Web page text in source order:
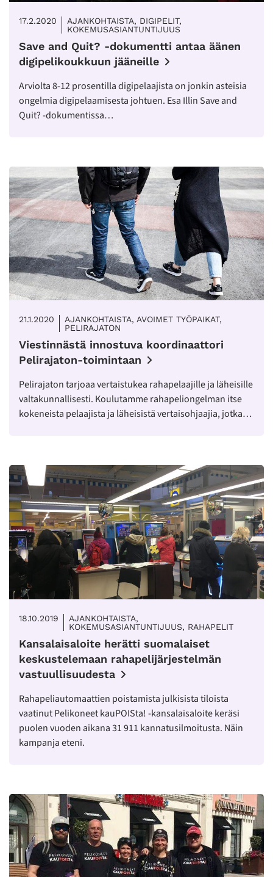
17.2.2020
AJANKOHTAISTA, DIGIPELIT,
KOKEMUSASIANTUNTIJUUS
Save and Quit? -dokumentti antaa äänen
digipelikoukkuun jääneille
Arviolta 8-12 prosentilla digipelaajista on jonkin asteisia
ongelmia digipelaamisesta johtuen. Esa Illin Save and
Quit? -dokumentissa…
21.1.2020
AJANKOHTAISTA, AVOIMET TYÖPAIKAT,
PELIRAJATON
Viestinnästä innostuva koordinaattori
Pelirajaton-toimintaan
Pelirajaton tarjoaa vertaistukea rahapelaajille ja läheisille
valtakunnallisesti. Koulutamme rahapeliongelman itse
kokeneista pelaajista ja läheisistä vertaisohjaajia, jotka…
18.10.2019
AJANKOHTAISTA,
KOKEMUSASIANTUNTIJUUS, RAHAPELIT
Kansalaisaloite herätti suomalaiset
keskustelemaan rahapelijärjestelmän
vastuullisuudesta
Rahapeliautomaattien poistamista julkisista tiloista
vaatinut Pelikoneet kauPOISta! -kansalaisaloite keräsi
puolen vuoden aikana 31 911 kannatusilmoitusta. Näin
kampanja eteni.